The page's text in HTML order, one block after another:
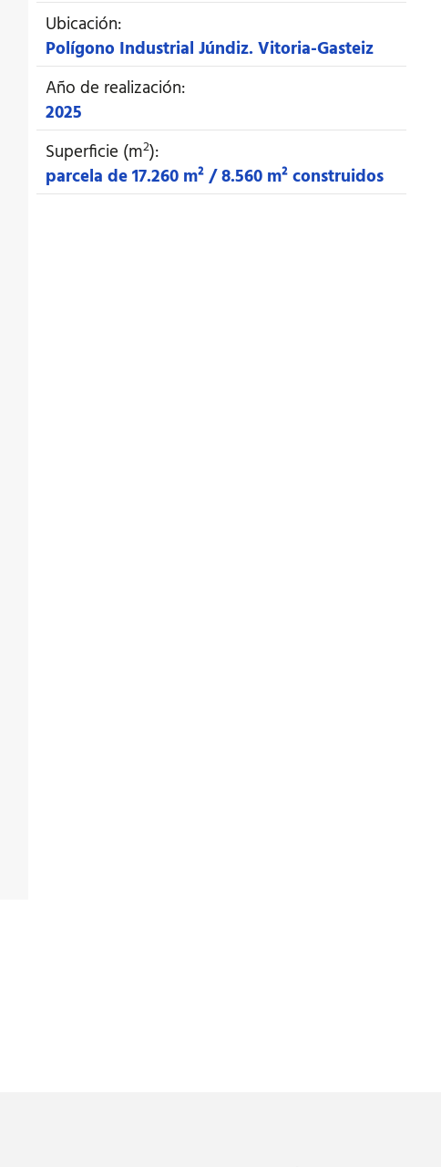
Ubicación:
Polígono Industrial Júndiz. Vitoria-Gasteiz
Año de realización:
2025
Superficie (m2):
parcela de 17.260 m² / 8.560 m² construidos